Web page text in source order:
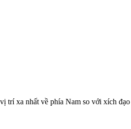
xa nhất về phía Nam so với xích